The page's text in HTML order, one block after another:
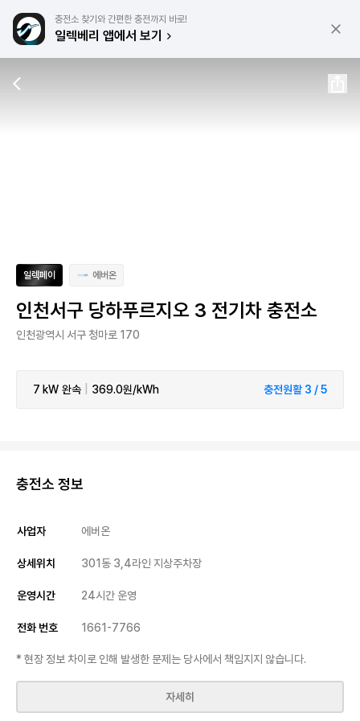
충전소 찾기와 간편한 충전까지 바로!
일렉베리 앱에서 보기
일렉페이 에버온
인천서구 당하푸르지오 3 전기차 충전소
인천광역시 서구 청마로 170
7 kW 완속 369.0원/kWh 충전원활 3 / 5
충전소 정보
사업자 에버온
상세위치 301동 3,4라인 지상주차장
운영시간 24시간 운영
전화 번호 1661-7766
* 현장 정보 차이로 인해 발생한 문제는 당사에서 책임지지 않습니다.
자세히